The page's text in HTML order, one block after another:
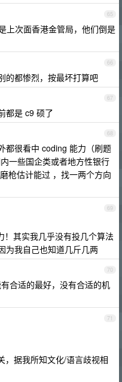
65
上次面香港金管局，他们倒是
66
的都惨烈，按最坏打算吧
67
都是 c9 硕了
68
都很看中 coding 能力（刷题
一些国企类或者地方性银行
枪估计能过 ，找一两个方向
69
！其实我几乎没有投几个算法
为我自己也知道几斤几两
70
合适的最好，没有合适的机
71
，据我所知文化/语言歧视相